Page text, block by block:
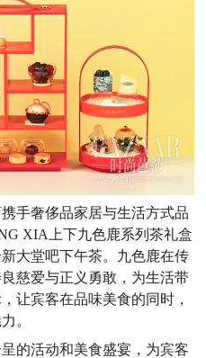
手奢侈品家居与生活方式品
XIA上下九色鹿系列茶礼盒
大堂吧下午茶。九色鹿在传
慈爱与正义勇敢，为生活带
让宾客在品味美食的同时，
。
的活动和美食盛宴，为宾客